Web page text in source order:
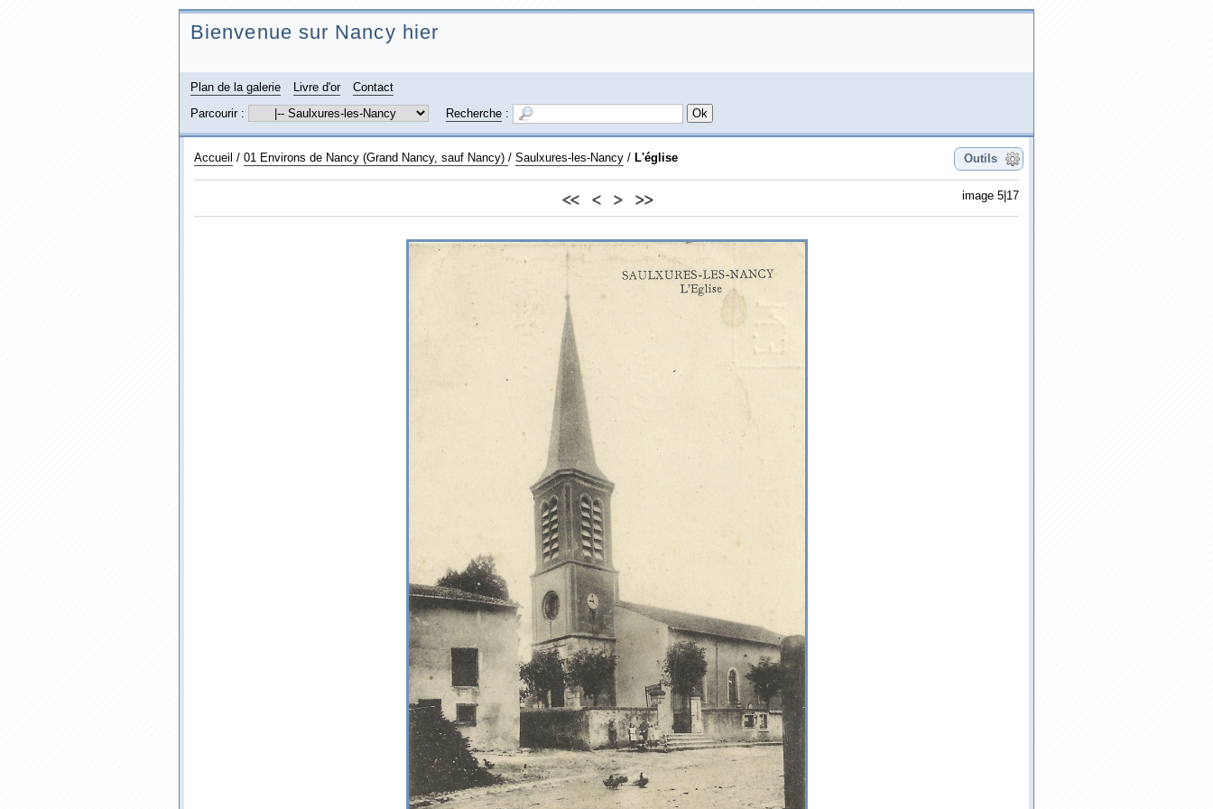
Bienvenue sur Nancy hier
Plan de la galerie Livre d'or
Contact
Parcourir :
Recherche :
Outils
Accueil / 01 Environs de Nancy (Grand Nancy, sauf Nancy) / Saulxures-les-Nancy / L'église
image 5|17
<< < > >>